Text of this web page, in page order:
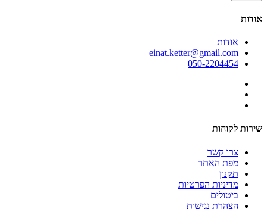
אודות
אודות
einat.ketter@gmail.com
050-2204454
שירות לקוחות
צרו קשר
מפת האתר
תקנון
מדיניות הפרטיות
ביטולים
הצהרת נגישות